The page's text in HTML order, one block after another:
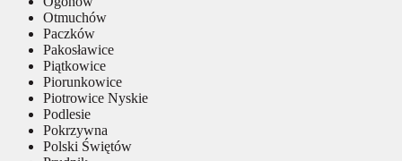
Otmuchów
Paczków
Pakosławice
Piątkowice
Piorunkowice
Piotrowice Nyskie
Podlesie
Pokrzywna
Polski Świętów